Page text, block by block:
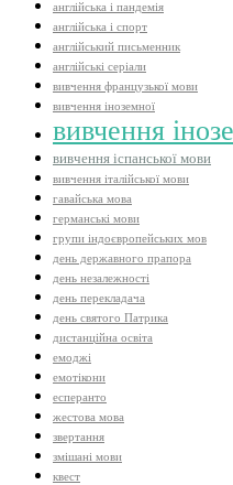
англійська і пандемія
англійська і спорт
англійський письменник
англійські серіали
вивчення французької мови
вивчення іноземної
вивчення
вивчення іспанської мови
вивчення італійської мови
гавайська мова
германські мови
групи індоєвропейських мов
день державного прапора
день незалежності
день перекладача
день святого Патрика
дистанційна освіта
емоджі
емотікони
есперанто
жестова мова
звертання
змішані мови
квест